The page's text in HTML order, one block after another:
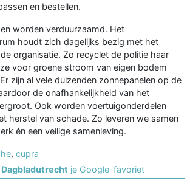
en bestellen.
worden verduurzaamd. Het
houdt zich dagelijks bezig met het
organisatie. Zo recyclet de politie haar
voor groene stroom van eigen bodem
zijn al vele duizenden zonnepanelen op de
de onafhankelijkheid van het
Ook worden voertuigonderdelen
herstel van schade. Zo leveren we samen
én een veilige samenleving.
, cupra
Dagbladutrecht je Google-favoriet